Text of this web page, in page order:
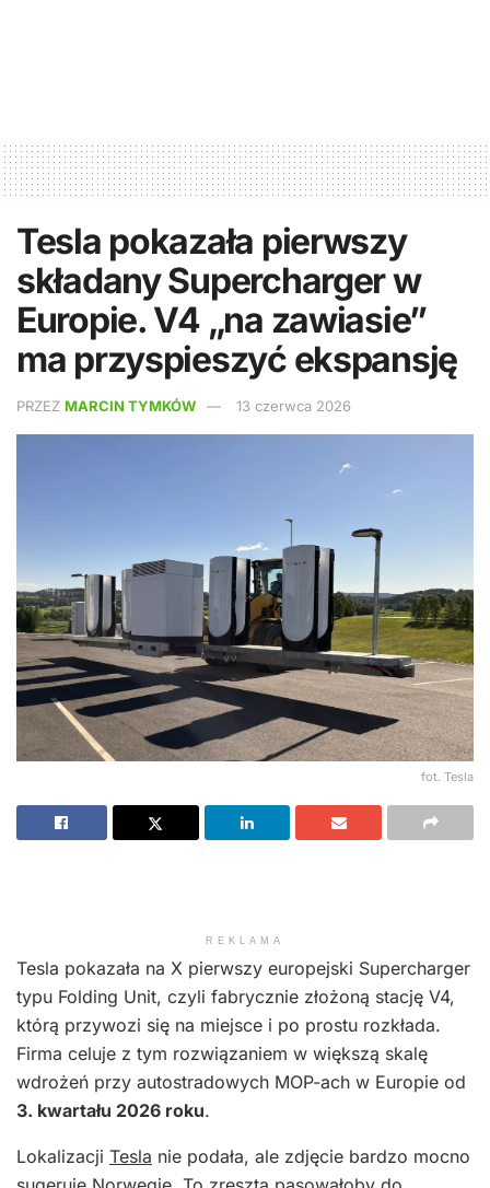
Tesla pokazała pierwszy
składany Supercharger w
Europie. V4 „na zawiasie”
ma przyspieszyć ekspansję
PRZEZ MARCIN TYMKÓW 13 czerwca 2026
fot. Tesla
REKLAMA
Tesla pokazała na X pierwszy europejski Supercharger
typu Folding Unit, czyli fabrycznie złożoną stację V4,
którą przywozi się na miejsce i po prostu rozkłada.
Firma celuje z tym rozwiązaniem w większą skalę
wdrożeń przy autostradowych MOP-ach w Europie od
3. kwartału 2026 roku.
Lokalizacji Tesla nie podała, ale zdjęcie bardzo mocno